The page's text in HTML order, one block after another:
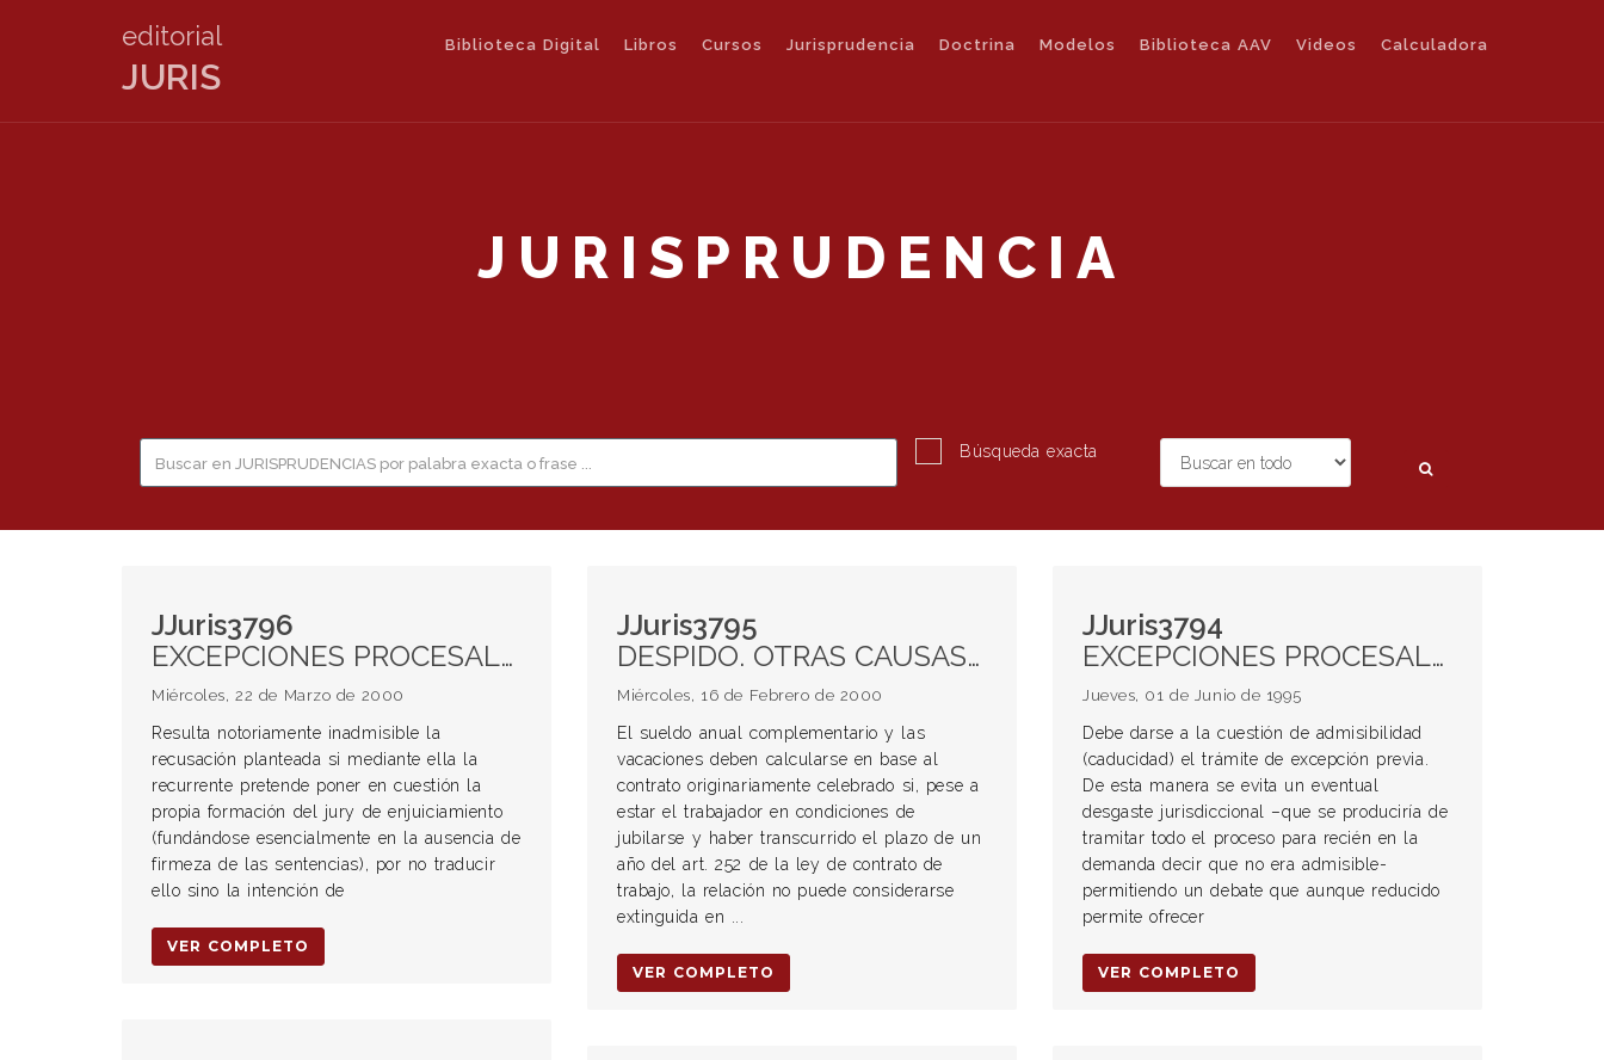
editorial
JURIS
Biblioteca Digital Libros Cursos Jurisprudencia Doctrina Modelos Biblioteca AAV Videos Calculadora
JURISPRUDENCIA
Búsqueda exacta
JJuris3796
EXCEPCIONES PROCESALES. Calificación. Excepciones previas.
Miércoles, 22 de Marzo de 2000
Resulta notoriamente inadmisible la
recusación planteada si mediante ella la
recurrente pretende poner en cuestión la
propia formación del jury de enjuiciamiento
(fundándose esencialmente en la ausencia de
firmeza de las sentencias), por no traducir
ello sino la intención de
VER COMPLETO
JJuris3795
DESPIDO. OTRAS CAUSAS DE EXTINCIÓN Jubilación del trabajador Principios generales
Miércoles, 16 de Febrero de 2000
El sueldo anual complementario y las
vacaciones deben calcularse en base al
contrato originariamente celebrado si, pese a
estar el trabajador en condiciones de
jubilarse y haber transcurrido el plazo de un
año del art. 252 de la ley de contrato de
trabajo, la relación no puede considerarse
extinguida en ...
VER COMPLETO
JJuris3794
EXCEPCIONES PROCESALES. Calificación. Excepciones previas.
Jueves, 01 de Junio de 1995
Debe darse a la cuestión de admisibilidad
(caducidad) el trámite de excepción previa.
De esta manera se evita un eventual
desgaste jurisdiccional –que se produciría de
tramitar todo el proceso para recién en la
demanda decir que no era admisible-
permitiendo un debate que aunque reducido
permite ofrecer
VER COMPLETO